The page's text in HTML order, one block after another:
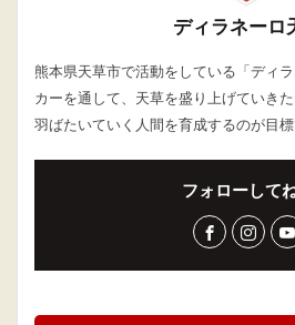
ディラネーロ
熊本県天草市で活動をしている「ディ
カーを通して、天草を盛り上げていき
羽ばたいていく人間を育成するのが目標
フォローして